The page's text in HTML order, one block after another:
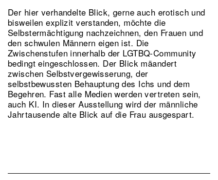
Der hier verhandelte Blick, gerne auch erotisch und
bisweilen explizit verstanden, möchte die
Selbstermächtigung nachzeichnen, den Frauen und
den schwulen Männern eigen ist. Die
Zwischenstufen innerhalb der LGTBQ-Community
bedingt eingeschlossen. Der Blick mäandert
zwischen Selbstvergewisserung, der
selbstbewussten Behauptung des Ichs und dem
Begehren. Fast alle Medien werden vertreten sein,
auch KI. In dieser Ausstellung wird der männliche
Jahrtausende alte Blick auf die Frau ausgespart.